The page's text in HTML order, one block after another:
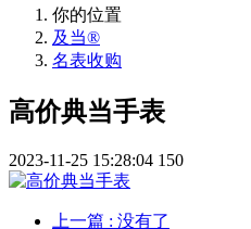
你的位置
及当®
名表收购
高价典当手表
2023-11-25 15:28:04 150
上一篇 : 没有了